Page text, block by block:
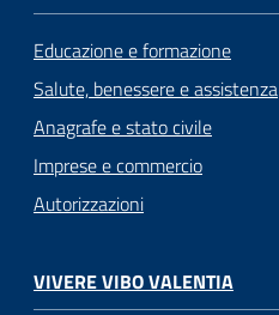
Educazione e formazione
Salute, benessere e assistenza
Anagrafe e stato civile
Imprese e commercio
Autorizzazioni
VIVERE VIBO VALENTIA